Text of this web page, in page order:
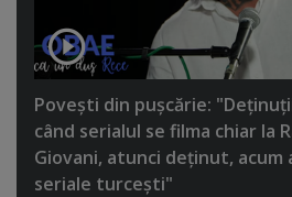
Poveşti din puşcărie:
când serialul se filma chiar la
Giovani, atunci deţinut, acum
seriale turceşti"